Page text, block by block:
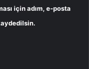
için adım, e-posta